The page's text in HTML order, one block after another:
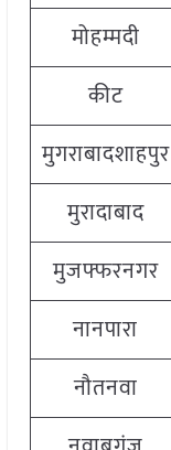
मोहम्मदी
कीट
मुगराबादशाहपुर
मुरादाबाद
मुजफ्फरनगर
नानपारा
नौतनवा